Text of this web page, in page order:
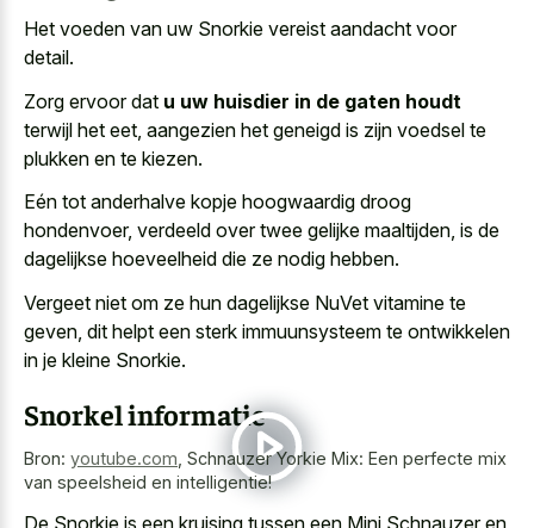
Het voeden van uw Snorkie vereist aandacht voor
detail.
Zorg ervoor dat u uw huisdier in de gaten houdt
terwijl het eet, aangezien het geneigd is zijn voedsel te
plukken en te kiezen.
Eén tot anderhalve kopje hoogwaardig droog
hondenvoer, verdeeld over twee gelijke maaltijden, is de
dagelijkse hoeveelheid die ze nodig hebben.
Vergeet niet om ze hun dagelijkse NuVet vitamine te
geven, dit helpt een sterk immuunsysteem te ontwikkelen
in je kleine Snorkie.
Snorkel informatie
Bron: youtube.com Schnauzer Yorkie Mix: Een perfecte mix
van speelsheid en intelligentie!